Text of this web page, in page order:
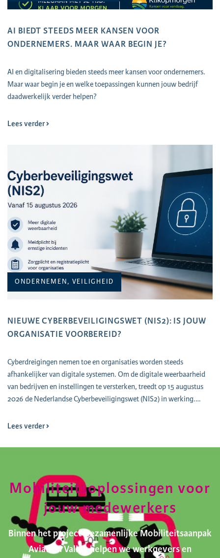
AI BIEDT STEEDS MEER KANSEN VOOR
ONDERNEMERS. MAAR WAAR BEGIN JE?
AI en digitalisering bieden steeds meer kansen voor ondernemers.
Maar waar begin je en welke toepassingen kunnen jouw bedrijf
daadwerkelijk verder helpen?
Lees verder
ONDERNEMEN, VEILIGHEID
NIEUWE CYBERBEVEILIGINGSWET (NIS2): IS JOUW
ORGANISATIE VOORBEREID?
Cyberdreigingen nemen toe en organisaties worden steeds
afhankelijker van digitale systemen. Om de digitale weerbaarheid
van bedrijven en instellingen te versterken, treedt op 15 augustus
2026 de Nederlandse Cyberbeveiligingswet (NIS2) in werking.…
Lees verder
Mobiliteitsoplossingen voor
jouw medewerkers
Binnen het project Gezamenlijke Mobiliteitsaanpak
Aviation Valley helpen we werkgevers en